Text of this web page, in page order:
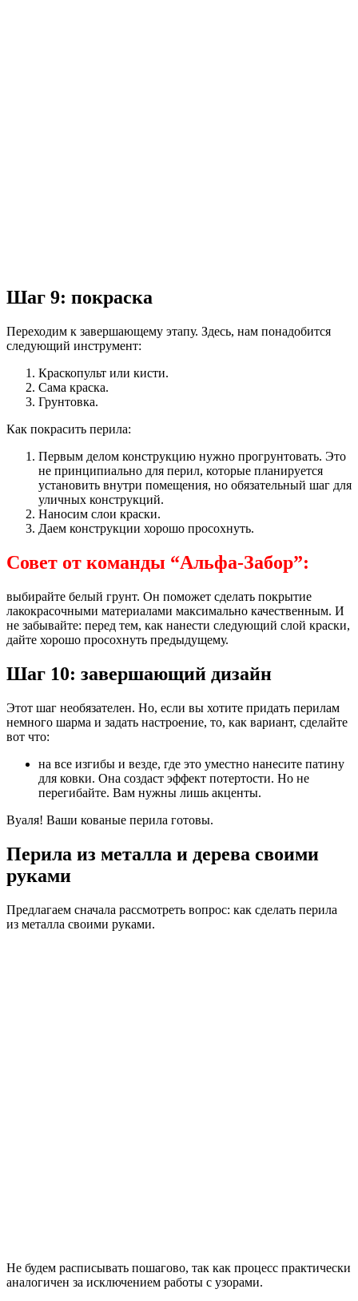
Шаг 9: покраска
Переходим к завершающему этапу. Здесь, нам понадобится
следующий инструмент:
Краскопульт или кисти.
Сама краска.
Грунтовка.
Как покрасить перила:
Первым делом конструкцию нужно прогрунтовать. Это
не принципиально для перил, которые планируется
установить внутри помещения, но обязательный шаг для
уличных конструкций.
Наносим слои краски.
Даем конструкции хорошо просохнуть.
Совет от команды “Альфа-Забор”:
выбирайте белый грунт. Он поможет сделать покрытие
лакокрасочными материалами максимально качественным. И
не забывайте: перед тем, как нанести следующий слой краски,
дайте хорошо просохнуть предыдущему.
Шаг 10: завершающий дизайн
Этот шаг необязателен. Но, если вы хотите придать перилам
немного шарма и задать настроение, то, как вариант, сделайте
вот что:
на все изгибы и везде, где это уместно нанесите патину
для ковки. Она создаст эффект потертости. Но не
перегибайте. Вам нужны лишь акценты.
Вуаля! Ваши кованые перила готовы.
Перила из металла и дерева своими
руками
Предлагаем сначала рассмотреть вопрос: как сделать перила
из металла своими руками.
Не будем расписывать пошагово, так как процесс практически
аналогичен за исключением работы с узорами.